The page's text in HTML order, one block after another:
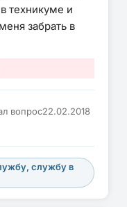
техникуме и
забрать в
вопрос22.02.2018
службу в